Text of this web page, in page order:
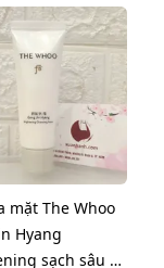
mặt The Whoo
Hyang
sạch sâu và